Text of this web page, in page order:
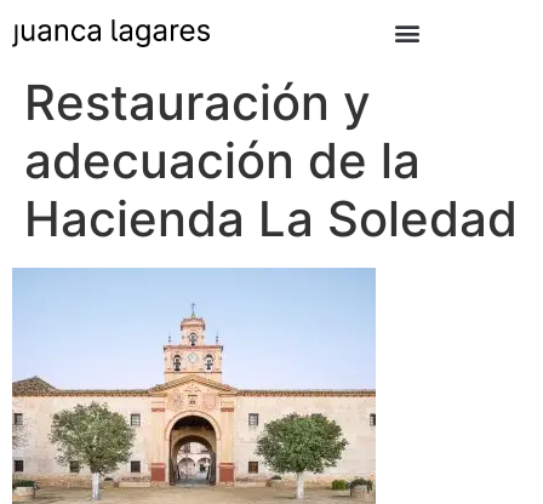
Restauración y
adecuación de la
Hacienda La Soledad